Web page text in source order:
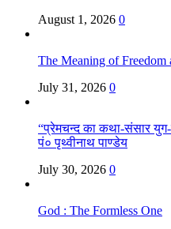
August 1, 2026 0
The Meaning of Freedom
July 31, 2026 0
“प्रेमचन्द का कथा-संसार
पं० पृथ्वीनाथ पाण्डेय
July 30, 2026 0
God : The Formless One